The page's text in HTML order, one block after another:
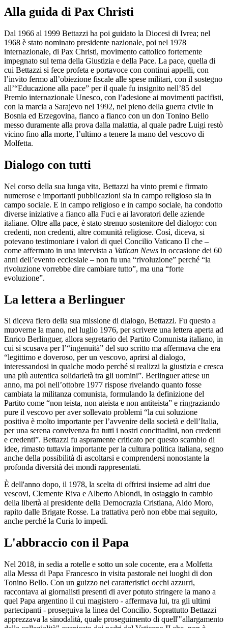
Alla guida di Pax Christi
Dal 1966 al 1999 Bettazzi ha poi guidato la Diocesi di Ivrea; nel
1968 è stato nominato presidente nazionale, poi nel 1978
internazionale, di Pax Christi, movimento cattolico fortemente
impegnato sul tema della Giustizia e della Pace. La pace, quella di
cui Bettazzi si fece profeta e portavoce con continui appelli, con
l’invito fermo all’obiezione fiscale alle spese militari, con il sostegno
all’“Educazione alla pace” per il quale fu insignito nell’85 del
Premio internazionale Unesco, con l’adesione ai movimenti pacifisti,
con la marcia a Sarajevo nel 1992, nel pieno della guerra civile in
Bosnia ed Erzegovina, fianco a fianco con un don Tonino Bello
messo duramente alla prova dalla malattia, al quale padre Luigi restò
vicino fino alla morte, l’ultimo a tenere la mano del vescovo di
Molfetta.
Dialogo con tutti
Nel corso della sua lunga vita, Bettazzi ha vinto premi e firmato
numerose e importanti pubblicazioni sia in campo religioso sia in
campo sociale. E in campo religioso e in campo sociale, ha condotto
diverse iniziative a fianco alla Fuci e ai lavoratori delle aziende
italiane. Oltre alla pace, è stato strenuo sostenitore del dialogo: con
credenti, non credenti, altre comunità religiose. Così, diceva, si
potevano testimoniare i valori di quel Concilio Vaticano II che –
come affermato in una intervista a Vatican News in occasione dei 60
anni dell’evento ecclesiale – non fu una “rivoluzione” perché “la
rivoluzione vorrebbe dire cambiare tutto”, ma una “forte
evoluzione”.
La lettera a Berlinguer
Si diceva fiero della sua missione di dialogo, Bettazzi. Fu questo a
muoverne la mano, nel luglio 1976, per scrivere una lettera aperta ad
Enrico Berlinguer, allora segretario del Partito Comunista italiano, in
cui si scusava per l’“ingenuità” del suo scritto ma affermava che era
“legittimo e doveroso, per un vescovo, aprirsi al dialogo,
interessandosi in qualche modo perché si realizzi la giustizia e cresca
una più autentica solidarietà tra gli uomini”. Berlinguer attese un
anno, ma poi nell’ottobre 1977 rispose rivelando quanto fosse
cambiata la militanza comunista, formulando la definizione del
Partito come “non teista, non ateista e non antiteista” e ringraziando
pure il vescovo per aver sollevato problemi “la cui soluzione
positiva è molto importante per l’avvenire della società e dell’Italia,
per una serena convivenza fra tutti i nostri concittadini, non credenti
e credenti”. Bettazzi fu aspramente criticato per questo scambio di
idee, rimasto tuttavia importante per la cultura politica italiana, segno
anche della possibilità di ascoltarsi e comprendersi nonostante la
profonda diversità dei mondi rappresentati.
È dell'anno dopo, il 1978, la scelta di offrirsi insieme ad altri due
vescovi, Clemente Riva e Alberto Ablondi, in ostaggio in cambio
della libertà al presidente della Democrazia Cristiana, Aldo Moro,
rapito dalle Brigate Rosse. La trattativa però non ebbe mai seguito,
anche perché la Curia lo impedì.
L'abbraccio con il Papa
Nel 2018, in sedia a rotelle e sotto un sole cocente, era a Molfetta
alla Messa di Papa Francesco in visita pastorale nei luoghi di don
Tonino Bello. Con un guizzo nei caratteristici occhi azzurri,
raccontava ai giornalisti presenti di aver potuto stringere la mano a
quel Papa argentino il cui magistero - affermava lui, tra gli ultimi
partecipanti - proseguiva la linea del Concilio. Soprattutto Bettazzi
apprezzava la sinodalità, quale proseguimento di quell'"allargamento